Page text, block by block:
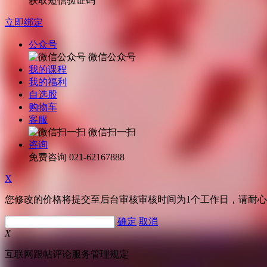
立即绑定
公众号
微信公众号
我的课程
我的福利
自选股
购物车
客服
微信扫一扫
咨询
免费咨询 021-62167888
X
您修改的价格将提交至后台审核审核时间为1个工作日，请耐
确定 取消
X
互联网跟帖评论服务管理规定